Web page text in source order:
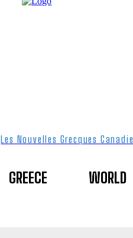
Les Nouvelles Grecques
GREECE WORLD